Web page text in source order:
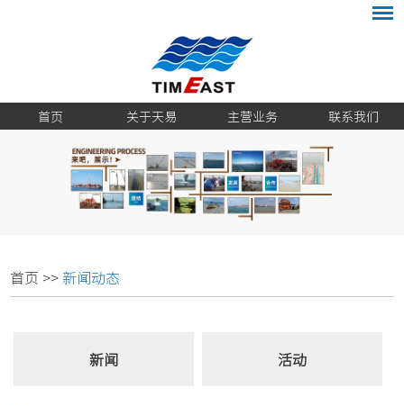
首页 关于天易 主营业务 联系我们
首页 >>新闻动态
新闻 活动